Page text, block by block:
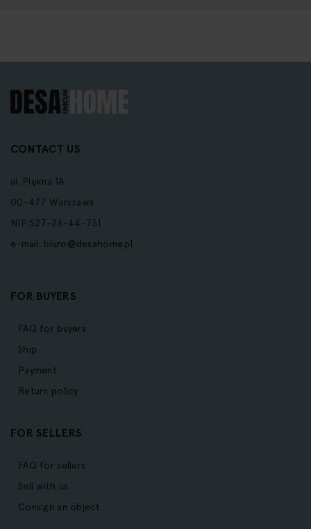
CONTACT US
ul. Piękna 1A
00-477 Warszawa
NIP:527-26-44-731
e-mail: biuro@desahome.pl
FOR BUYERS
FAQ for buyers
Ship
Payment
Return policy
FOR SELLERS
FAQ for sellers
Sell with us
Consign an object